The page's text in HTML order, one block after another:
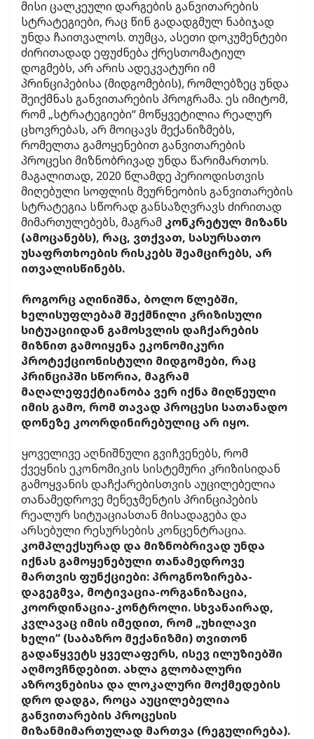
მისი ცალკეული დარგების განვითარების
სტრატეგიები, რაც წინ გადადგმულ ნაბიჯად
უნდა ჩაითვალოს. თუმცა, ასეთი დოკუმენტები
ძირითადად ეფუძნება ქრესთომატიულ
დოგმებს, არ არის ადეკვატური იმ
პრინციპებისა (მიდგომების), რომლებზეც უნდა
შეიქმნას განვითარების პროგრამა. ეს იმიტომ,
რომ „სტრატეგიები“ მოწყვეტილია რეალურ
ცხოვრებას, არ მოიცავს მექანიზმებს,
რომელთა გამოყენებით განვითარების
პროცესი მიზნობრივად უნდა წარიმართოს.
მაგალითად, 2020 წლამდე პერიოდისთვის
მიღებული სოფლის მეურნეობის განვითარების
სტრატეგია სწორად განსაზღვრავს ძირითად
მიმართულებებს, მაგრამ კონკრეტულ მიზანს
(ამოცანებს), რაც, ვთქვათ, სასურსათო
უსაფრთხოების რისკებს შეამცირებს, არ
ითვალისწინებს.
როგორც აღინიშნა, ბოლო წლებში,
ხელისუფლებამ შექმნილი კრიზისული
სიტუაციიდან გამოსვლის დაჩქარების
მიზნით გამოიყენა ეკონომიკური
პროტექციონისტული მიდგომები, რაც
პრინციპში სწორია, მაგრამ
მაღალეფექტიანობა ვერ იქნა მიღწეული
იმის გამო, რომ თავად პროცესი სათანადო
დონეზე კოორდინირებულიც არ იყო.
ყოველივე აღნიშნული გვიჩვენებს, რომ
ქვეყნის ეკონომიკის სისტემური კრიზისიდან
გამოყვანის დაჩქარებისთვის აუცილებელია
თანამედროვე მენეჯმენტის პრინციპების
რეალურ სიტუაციასთან მისადაგება და
არსებული რესურსების კონცენტრაცია.
კომპლექსურად და მიზნობრივად უნდა
იქნას გამოყენებული თანამედროვე
მართვის ფუნქციები: პროგნოზირება-
დაგეგმვა, მოტივაცია-ორგანიზაცია,
კოორდინაცია-კონტროლი. სხვანაირად,
კვლავაც იმის იმედით, რომ „უხილავი
ხელი“ (საბაზრო მექანიზმი) თვითონ
გადაწყვეტს ყველაფერს, ისევ ილუზიებში
აღმოვჩნდებით. ახლა გლობალური
აზროვნებისა და ლოკალური მოქმედების
დრო დადგა, როცა აუცილებელია
განვითარების პროცესის
მიზანმიმართულად მართვა (რეგულირება).